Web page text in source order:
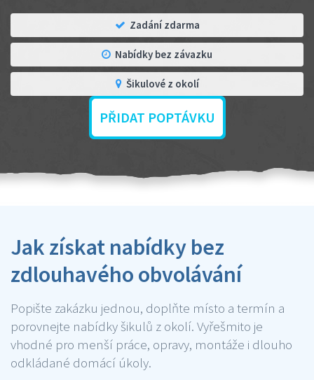
Zadání zdarma
Nabídky bez závazku
Šikulové z okolí
PŘIDAT POPTÁVKU
Jak získat nabídky bez
zdlouhavého obvolávání
Popište zakázku jednou, doplňte místo a termín a
porovnejte nabídky šikulů z okolí. Vyřešmito je
vhodné pro menší práce, opravy, montáže i dlouho
odkládané domácí úkoly.